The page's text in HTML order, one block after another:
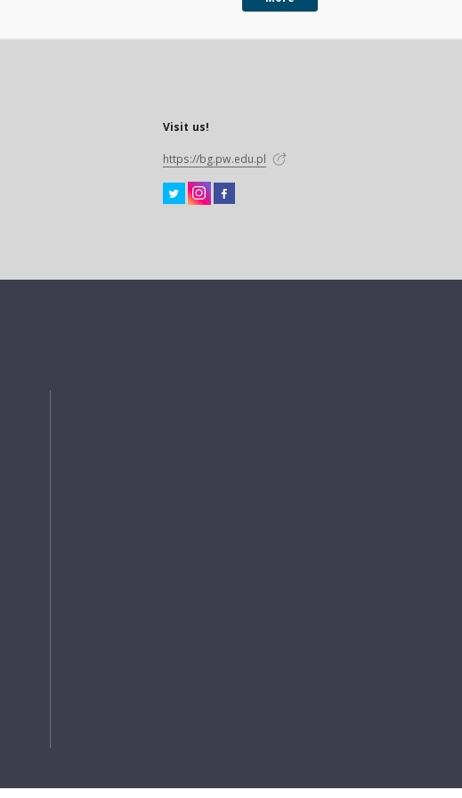
Visit us!
https://bg.pw.edu.pl